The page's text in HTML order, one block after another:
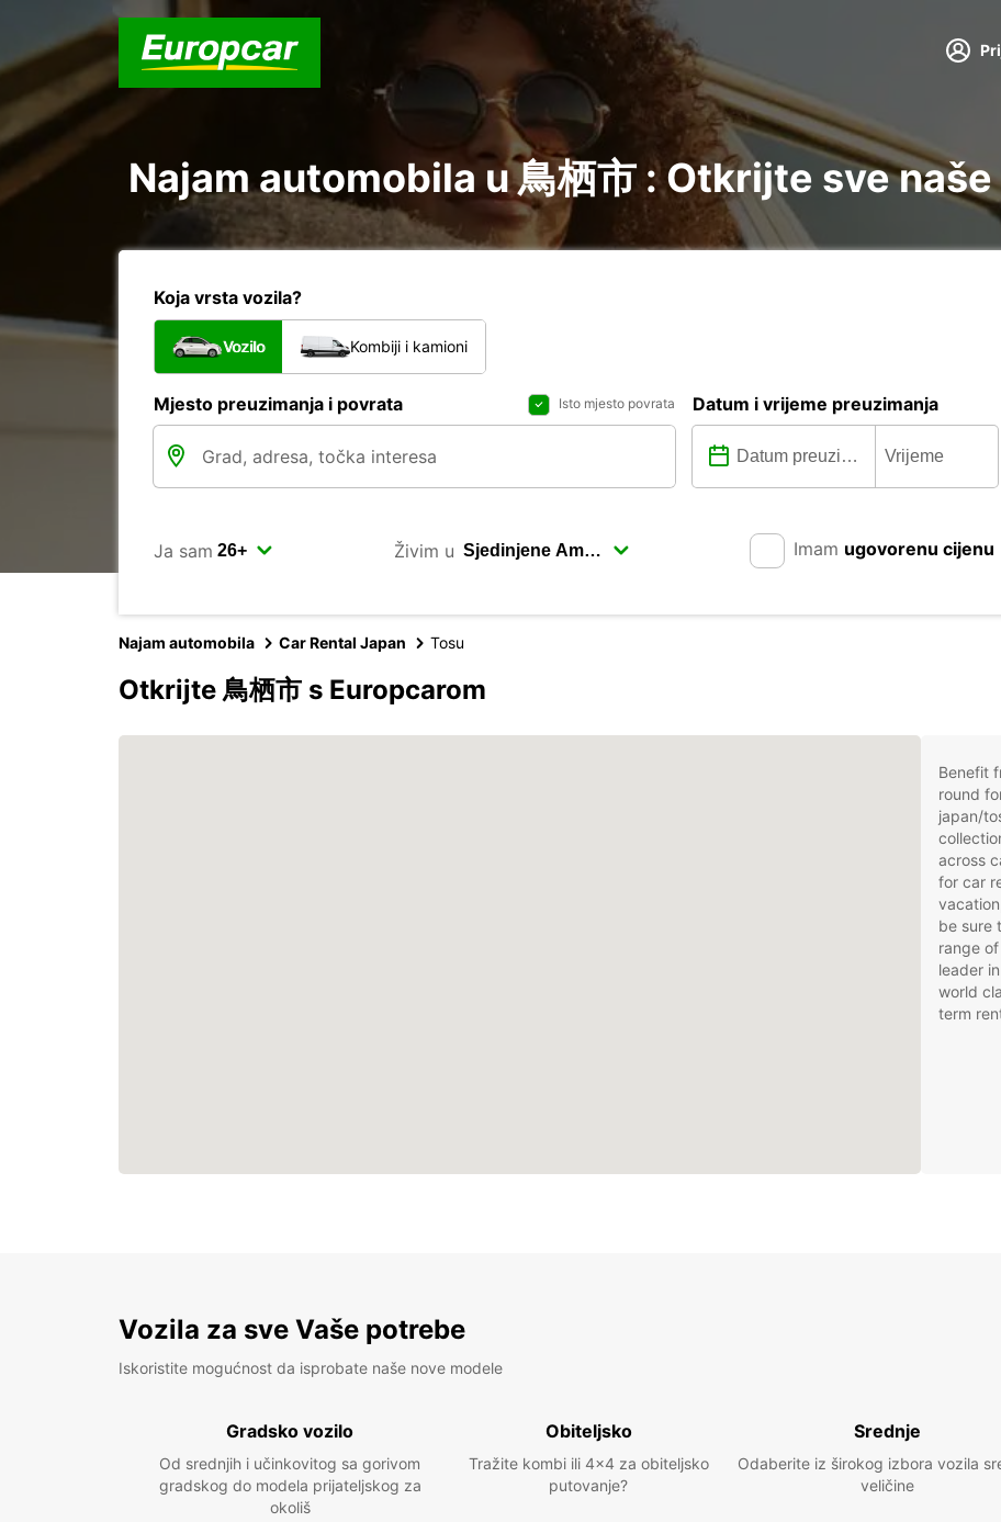
Najam automobila u 鳥栖市 : Otkrijte sve
Koja vrsta vozila?
Vozilo Kombiji i kamioni
Mjesto preuzimanja i povrata Isto mjesto povrata Datum i vrijeme preuzimanja
Ja sam Živim u Imam ugovorenu cijenu
Najam automobila Car Rental Japan Tosu
Otkrijte 鳥栖市 s Europcarom
Benefit
round
japan/
across
for car
be sure
range
leader
world
term
Vozila za sve Vaše potrebe
Iskoristite mogućnost da isprobate naše nove modele
Gradsko vozilo
Od srednjih i učinkovitog sa gorivom
gradskog do modela prijateljskog za
okoliš
Obiteljsko
Tražite kombi ili 4x4 za obiteljsko
putovanje?
Srednje
Odaberite iz širokog izbora vozila
veličine